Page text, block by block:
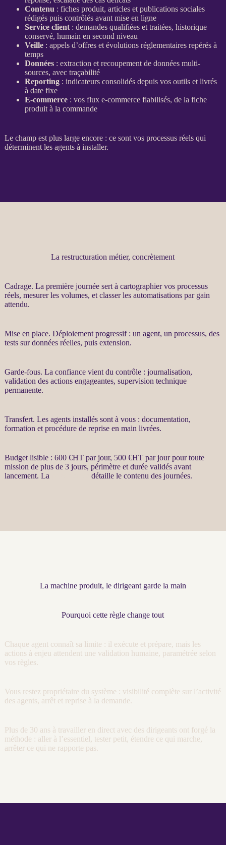
Contenu : fiches produit, articles et publications sociales
rédigés puis contrôlés avant mise en ligne
Service client: demandes qualifiées et traitées, historique
conservé, humain en second niveau
Veille: appels d’offres et évolutionsréglementaires repérés à
temps
Données: extraction et recoupement de donnéesmulti-
sources, avec traçabilité
Reporting: indicateurs consolidésdepuis vos outils et livrés
à date fixe
E-commerce: vos flux e-commercefiabilisés, de la fiche
produità la commande
Le champ est plus large encore : ce sont vos processusréels qui
déterminent les agentsà installer.
La restructuration métier, concrètement
Cadrage. La première journée sert à cartographier vos processus
réels, mesurer les volumes, et classer les automatisationspar gain
attendu.
Mise en place. Déploiement progressif : un agent, un processus, des
tests surdonnéesréelles, puis extension.
Garde-fous. La confiance vient du contrôle : journalisation,
validation des actions engageantes, supervision technique
permanente.
Transfert. Les agentsinstallés sont à vous : documentation,
formation et procédure de reprise en main livrées.
Budget lisible : 600 €HTpar jour, 500 €HTpar jour pour toute
mission de plus de 3 jours, périmètre et durée validés avant
lancement. La
détaille le contenu des journées.
La machine produit, le dirigeant garde la main
Pourquoi cette règle change tout
Chaque agent connaît sa limite : il exécute et prépare, mais les
actions à enjeu attendent une validation humaine, paramétrée selon
vos règles.
Vous restez propriétaire du système : visibilité complète sur l’activité
des agents, arrêt et reprise à la demande.
Plus de 30 ans à travailler en direct avec des dirigeants ont forgé la
méthode : aller à l’essentiel, tester petit, étendre ce qui marche,
arrêter ce qui ne rapporte pas.